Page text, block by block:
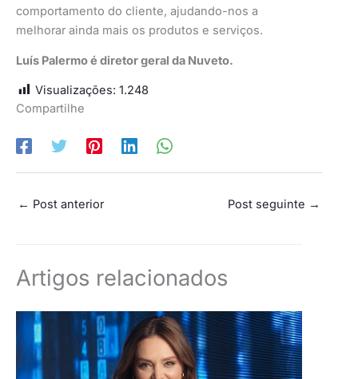
comportamento do cliente, ajudando-nos a
melhorar ainda mais os produtos e serviços.
Luís Palermo é diretor geral da Nuveto.
Visualizações: 1.248
Compartilhe
← Post anterior Post seguinte →
Artigos relacionados